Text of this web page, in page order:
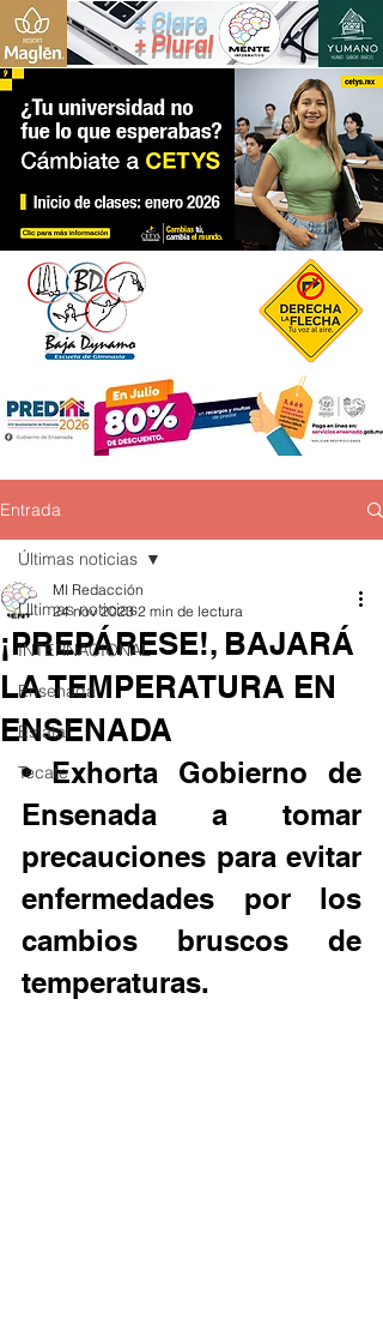
+ Claro
+ Plural
Entrada
Últimas noticias
INTERNACIONAL
Ensenada
Estatal
Tecate
Últimas noticias
¡PREPÁRESE!, BAJARÁ
LA TEMPERATURA EN
ENSENADA
MI Redacción
24 nov 2023 2 min de lectura
• Exhorta Gobierno de
Ensenada a tomar
precauciones para evitar
enfermedades por los
cambios bruscos de
temperaturas.